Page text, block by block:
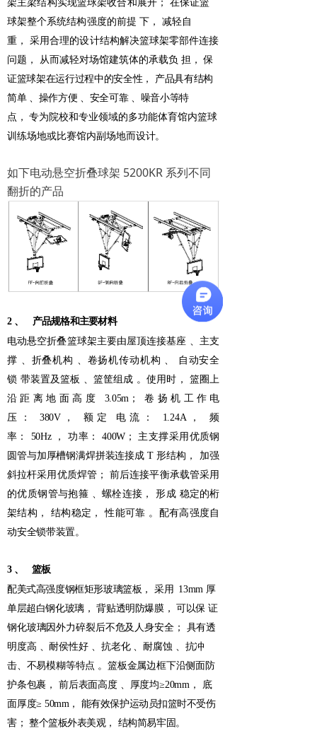
架主梁结构实现篮球架收合和展开；
在保证篮
球架整个系统结构强度的前提 下，
减轻自
重，
采用合理的设计结构解决篮球架零部件连接
问题，
从而减轻对场馆建筑体的承载负 担，
保
证篮球架在运行过程中的安全性，
产品具有结构
简单 、操作方便 、安全可靠 、噪音小等特
点，
专为院校和专业领域的多功能体育馆内篮球
训练场地或比赛馆内副场地而设计。
如下电动悬空折叠球架 5200KR 系列不同
翻折的产品
2 、
产品规格和主要材料
电动悬空折叠篮球架主要由屋顶连接基座
、主支
撑
、折叠机构 、卷扬机传动机构
自动安全
锁 带装置及篮板 、篮筐组成 。使用时，
篮圈上
沿距离地面高度
3.05m；
卷扬机工作电
压：
380V， 额定 电流： 1.24A，
频
率：
50Hz ， 功率： 400W；
主支撑采用优质钢
圆管与加厚槽钢满焊拼装连接成 T 形结构，
加强
斜拉杆采用优质焊管；
前后连接平衡承载管采用
的优质钢管与抱箍 、螺栓连接， 形成 稳定的桁
架结构，
结构稳定， 性能可靠 。配有高强度自
动安全锁带装置。
3 、
篮板
配美式高强度钢框矩形玻璃篮板，
采用 13mm 厚
单层超白钢化玻璃，
背贴透明防爆膜， 可以保 证
钢化玻璃因外力碎裂后不危及人身安全；
具有透
明度高
、耐侯性好 、抗老化 、耐腐蚀
、抗冲
击、 不易模糊等特点 。篮板金属边框下沿侧面防
护条包裹，
前后表面高度 、厚度均≥20mm，
底
面厚度≥ 50mm，
能有效保护运动员扣篮时不受伤
害；
整个篮板外表美观， 结构简易牢固。